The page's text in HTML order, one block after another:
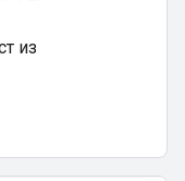
из